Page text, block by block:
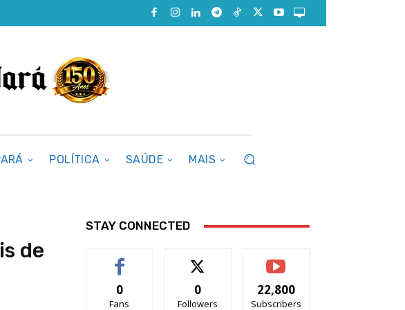
POLÍTICA SAÚDE MAIS
de
STAY CONNECTED
0
Fans
0
Followers
22,800
Subscribers